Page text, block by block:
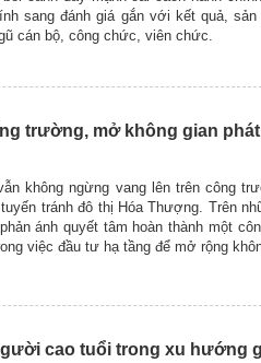
sang đánh giá gắn với kết quả, sản
cán bộ, công chức, viên chức.
trường, mở không gian
không ngừng vang lên trên công
tránh đô thị Hóa Thượng. Trên
ánh quyết tâm hoàn thành một
việc đầu tư hạ tầng để mở rộng
cao tuổi trong xu hướng